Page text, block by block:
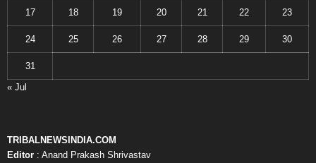
17 18 19 20 21 22 23
24 25 26 27 28 29 30
31
« Jul
TRIBALNEWSINDIA.COM
Editor : Anand Prakash Shrivastav